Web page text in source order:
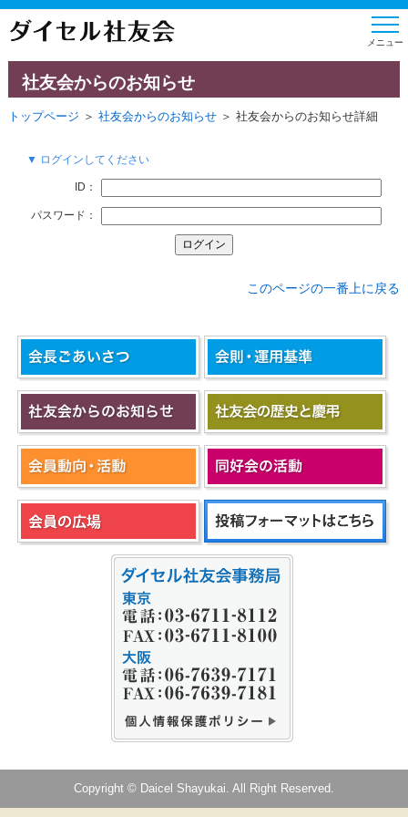
社友会からのお知らせ
トップページ ＞ 社友会からのお知らせ＞ 社友会からのお知らせ詳細
▼ ログインしてください
ID：
パスワード：
このページの一番上に戻る
Copyright © Daicel Shayukai. All Right Reserved.